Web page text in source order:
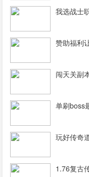
我选战士
赞助福利
闯天关副
单刷
玩好传奇
1.76复古